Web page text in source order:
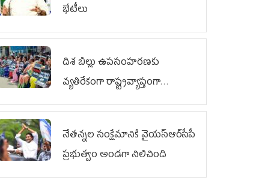
భేటీలు
దిశ బిల్లు ఉపసంహరణకు
వ్యతిరేకంగా రాష్ట్రవ్యాప్తంగా
వైయ‌స్ఆర్‌సీపీ మహిళా విభాగం
నేతన్నల సంక్షేమానికి వైయ‌స్ఆర్‌సీపీ
ప్రభుత్వం అండగా నిలిచింది